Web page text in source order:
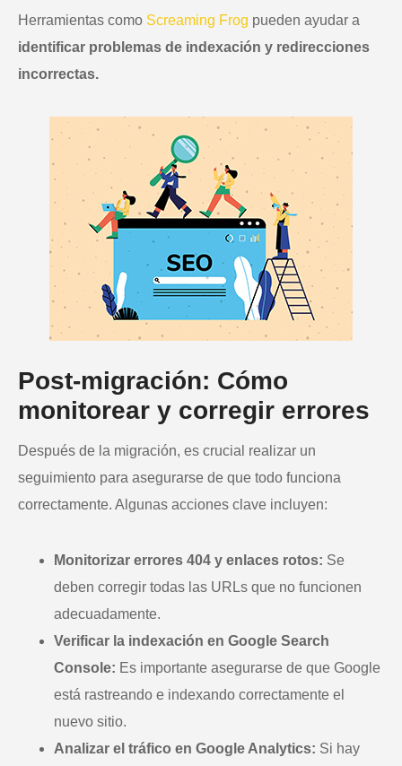
Herramientas como Screaming Frog pueden ayudar a
identificar problemas de indexación y redirecciones
incorrectas.
Post-migración: Cómo
monitorear y corregir errores
Después de la migración, es crucial realizar un
seguimiento para asegurarse de que todo funciona
correctamente. Algunas acciones clave incluyen:
Monitorizar errores 404 y enlaces rotos: Se
deben corregir todas las URLs que no funcionen
adecuadamente.
Verificar la indexación en Google Search
Console: Es importante asegurarse de que Google
está rastreando e indexando correctamente el
nuevo sitio.
Analizar el tráfico en Google Analytics: Si hay